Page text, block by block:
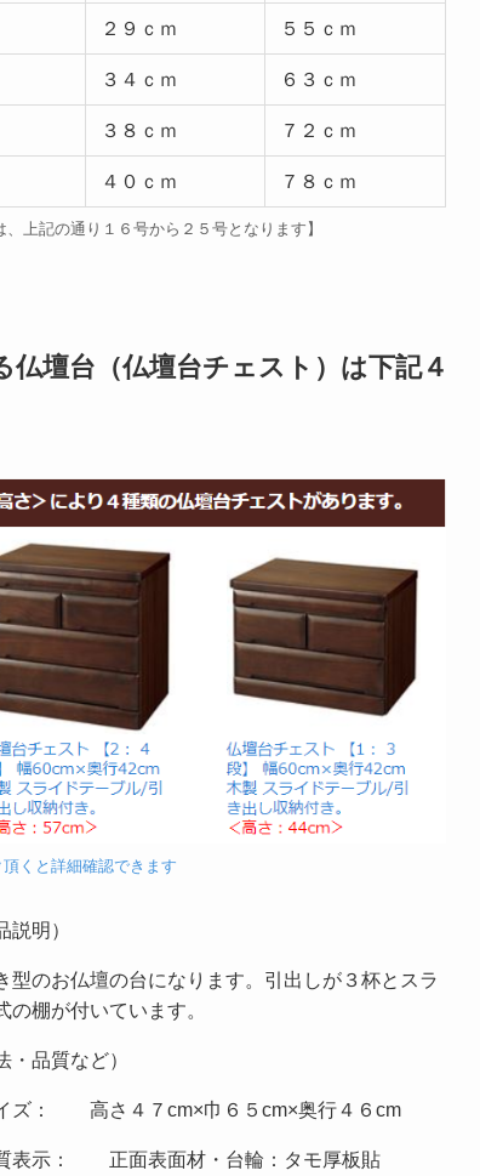
２９ｃｍ ５５ｃｍ
３４ｃｍ ６３ｃｍ
３８ｃｍ ７２ｃｍ
４０ｃｍ ７８ｃｍ
、上記の通り１６号から２５号となります】
壇台（仏壇台チェスト）は下記４
くと詳細確認できます
説明）
型のお仏壇の台になります。引出しが３杯とスラ
の棚が付いています。
・品質など）
ズ： 高さ４７cm×巾６５cm×奥行４６cm
表示： 正面表面材・台輪：タモ厚板貼